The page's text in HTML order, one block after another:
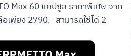
Max 60 แคปซูล ราคาพิเศษ จาก
เพียง 2790.- สามารถใช้ได้ 2